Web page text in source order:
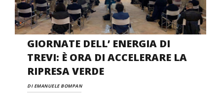
GIORNATE DELL’ ENERGIA DI
TREVI: È ORA DI ACCELERARE LA
RIPRESA VERDE
DI EMANUELE BOMPAN